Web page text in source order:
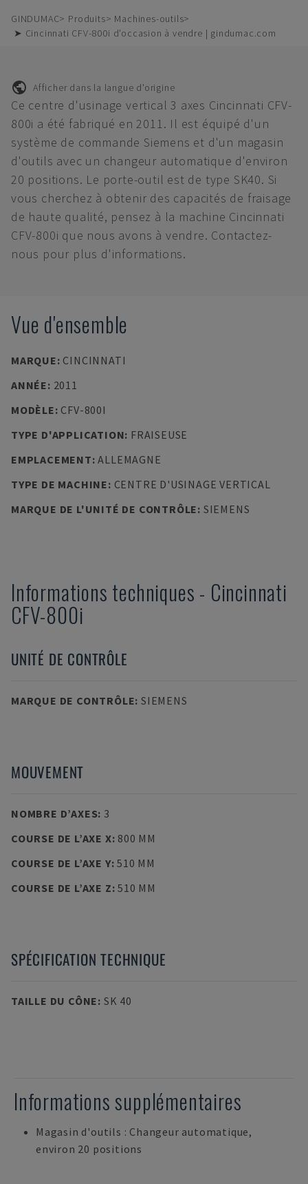
GINDUMAC Produits
Machines-outils
➤ Cincinnati CFV-800i d'occasion à vendre | gindumac.com
Afficher dans la langue d'origine
Ce centre d'usinage vertical 3 axes Cincinnati CFV-
800i a été fabriqué en 2011. Il est équipé d'un
système de commande Siemens et d'un magasin
d'outils avec un changeur automatique d'environ
20 positions. Le porte-outil est de type SK40. Si
vous cherchez à obtenir des capacités de fraisage
de haute qualité, pensez à la machine Cincinnati
CFV-800i que nous avons à vendre. Contactez-
nous pour plus d'informations.
Vue d'ensemble
MARQUE: CINCINNATI
ANNÉE: 2011
MODÈLE: CFV-800I
TYPE D'APPLICATION: FRAISEUSE
EMPLACEMENT:ALLEMAGNE
TYPE DE MACHINE: CENTRE D'USINAGE VERTICAL
MARQUE DE L'UNITÉ DE CONTRÔLE: SIEMENS
Informations techniques - Cincinnati
CFV-800i
UNITÉ DE CONTRÔLE
MARQUE DE CONTRÔLE: SIEMENS
MOUVEMENT
NOMBRE D’AXES: 3
COURSE DE L’AXE X: 800 MM
COURSE DE L’AXE Y:510 MM
COURSE DE L’AXE Z:510 MM
SPÉCIFICATION TECHNIQUE
TAILLE DU CÔNE: SK 40
Informations supplémentaires
Magasin d'outils : Changeur automatique,
environ 20 positions